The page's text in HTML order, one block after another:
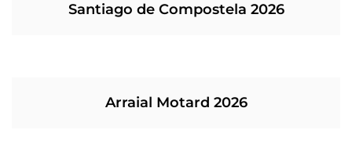
Santiago de Compostela 2026
Arraial Motard 2026